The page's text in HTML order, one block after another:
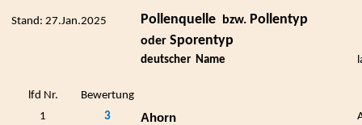
Stand: 27.Jan.2025 Pollenquelle bzw. Pollentyp
oder Sporentyp
deutscher Name
lfd Nr.
Bewertung
1
3 Ahorn